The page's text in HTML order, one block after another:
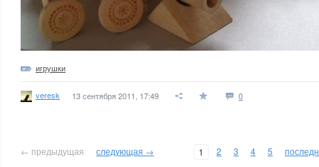
игрушки
veresk 13 сентября 2011, 17:49 0
← предыдущая следующая → 1 2 3 4 5